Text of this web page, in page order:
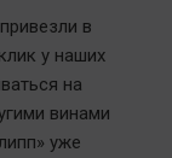
в
у наших
на
винами
уже